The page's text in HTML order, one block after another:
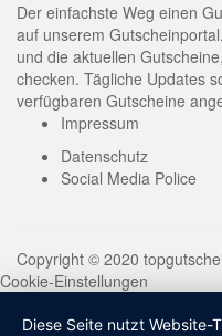
Der einfachste Weg einen
auf unserem
und die aktuellen
checken. Tägliche Updates
verfügbaren Gutscheine
Impressum
Datenschutz
Social Media Police
Copyright © 2020
Cookie-Einstellungen
Diese Seite nutzt Website-